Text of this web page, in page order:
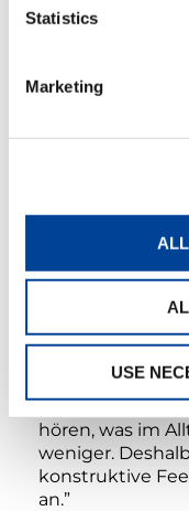
Statistics
Marketing
USE
Lauf schätzen
Wir sind der
Fertigung wie
Degenhardt im
Besonders
Zweibrücken
dem Kunden
wird. Eine
Kunden sind
auch brauchen.
hören, was im
weniger.
konstruktive
an.”